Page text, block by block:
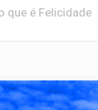
que é Felicidade